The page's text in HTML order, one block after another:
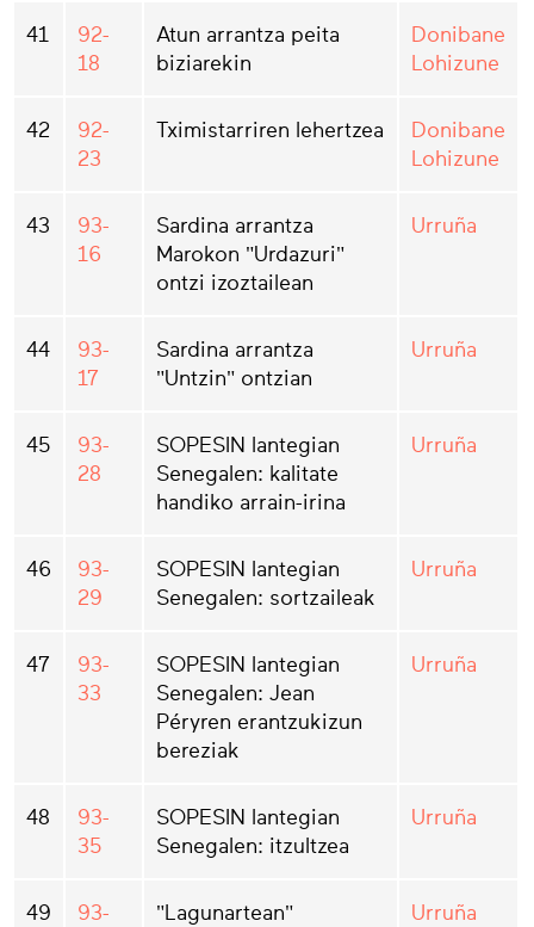
41
92-
18
Atun arrantza peita
biziarekin
Donibane
Lohizune
42
92-
23
Tximistarriren lehertzea
Donibane
Lohizune
43
93-
16
Sardina arrantza
Marokon "Urdazuri"
ontzi izoztailean
Urruña
44
93-
17
Sardina arrantza
"Untzin" ontzian
Urruña
45
93-
28
SOPESIN lantegian
Senegalen: kalitate
handiko arrain-irina
Urruña
46
93-
29
SOPESIN lantegian
Senegalen: sortzaileak
Urruña
47
93-
33
SOPESIN lantegian
Senegalen: Jean
Péryren erantzukizun
bereziak
Urruña
48
93-
35
SOPESIN lantegian
Senegalen: itzultzea
Urruña
49
93-
"Lagunartean"
Urruña